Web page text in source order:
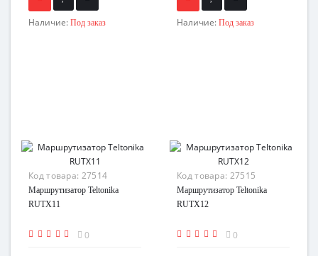
Наличие: Под заказ Наличие: Под заказ
Код товара: 27514
Маршрутизатор Teltonika
RUTX11
0
Код товара: 27515
Маршрутизатор Teltonika
RUTX12
0